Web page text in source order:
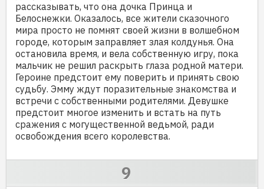
рассказывать, что она дочка Принца и
Белоснежки. Оказалось, все жители сказочного
мира просто не помнят своей жизни в волшебном
городе, которым заправляет злая колдунья. Она
остановила время, и вела собственную игру, пока
мальчик не решил раскрыть глаза родной матери.
Героине предстоит ему поверить и принять свою
судьбу. Эмму ждут поразительные знакомства и
встречи с собственными родителями. Девушке
предстоит многое изменить и встать на путь
сражения с могущественной ведьмой, ради
освобождения всего королевства.